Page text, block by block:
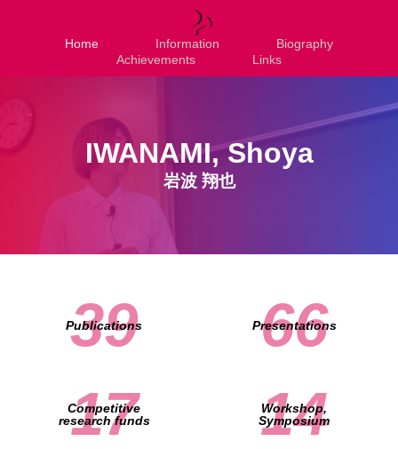
Home Information
Biography
Achievements
Links
IWANAMI, Shoya
岩波 翔也
39
Publications 66
Presentations
17
Competitive
research funds
14
Workshop,
Symposium